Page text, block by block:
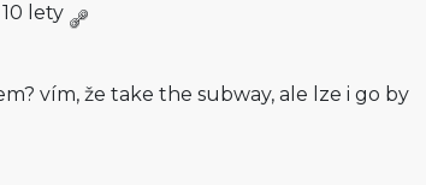
lety
vím, že take the subway, ale lze i go by